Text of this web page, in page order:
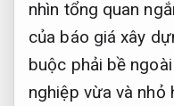
nhìn tổng quan
của báo giá xây
buộc phải bề
nghiệp vừa và